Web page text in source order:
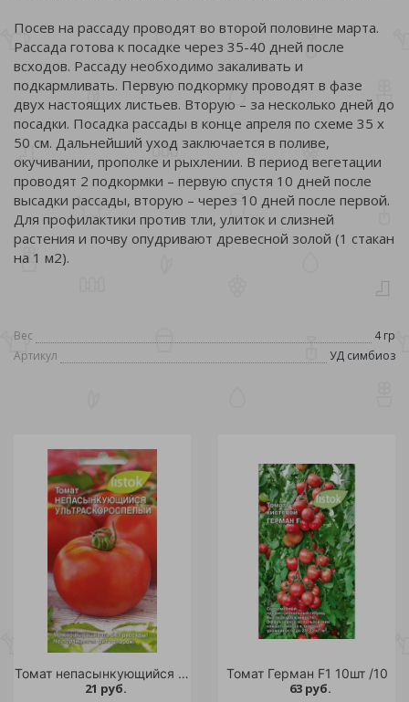
Посев на рассаду проводят во второй половине марта.
Рассада готова к посадке через 35-40 дней после
всходов. Рассаду необходимо закаливать и
подкармливать. Первую подкормку проводят в фазе
двух настоящих листьев. Вторую – за несколько дней до
посадки. Посадка рассады в конце апреля по схеме 35 х
50 см. Дальнейший уход заключается в поливе,
окучивании, прополке и рыхлении. В период вегетации
проводят 2 подкормки – первую спустя 10 дней после
высадки рассады, вторую – через 10 дней после первой.
Для профилактики против тли, улиток и слизней
растения и почву опудривают древесной золой (1 стакан
на 1 м2).
Вес
4 гр
Артикул
УД симбиоз
Томат непасынкующийся Ультраскороспелый 20шт /10
21 руб.
Томат Герман F1 10шт /10
63 руб.